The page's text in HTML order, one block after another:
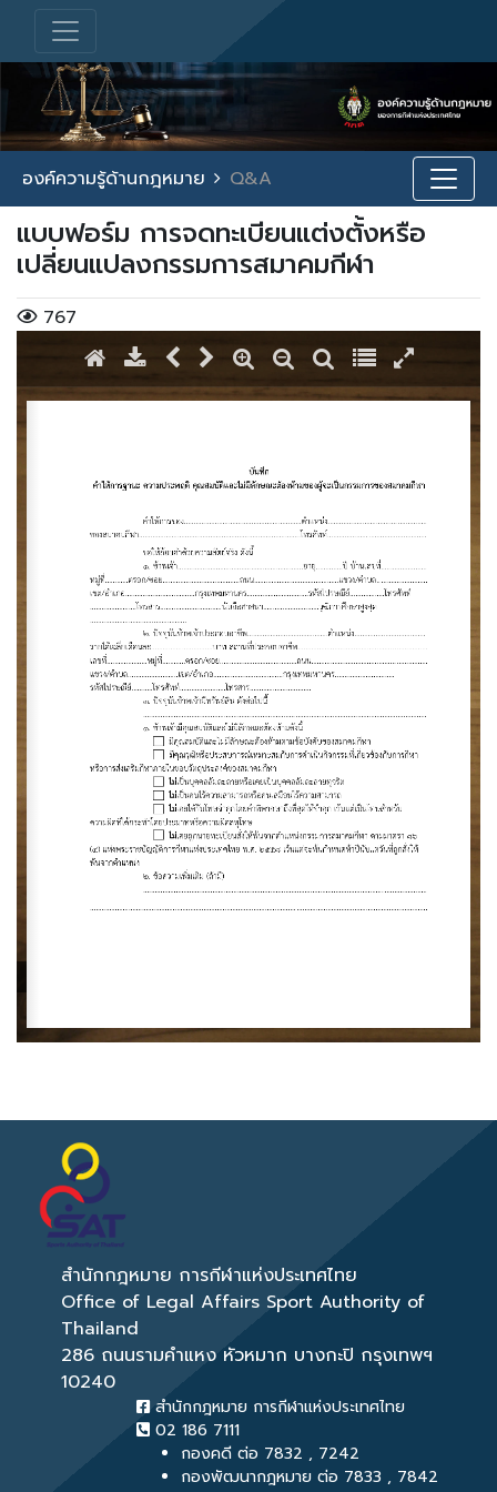
องค์ความรู้ด้านกฎหมาย Q&A
แบบฟอร์ม การจดทะเบียนแต่งตั้งหรือ
เปลี่ยนแปลงกรรมการสมาคมกีฬา
767
สำนักกฎหมาย การกีฬาแห่งประเทศไทย
Office of Legal Affairs Sport Authority of
Thailand
286 ถนนรามคำแหง หัวหมาก บางกะปิ กรุงเทพฯ
10240
สำนักกฎหมาย การกีฬาแห่งประเทศไทย
02 186 7111
กองคดี ต่อ 7832 , 7242
กองพัฒนากฎหมาย ต่อ 7833 , 7842